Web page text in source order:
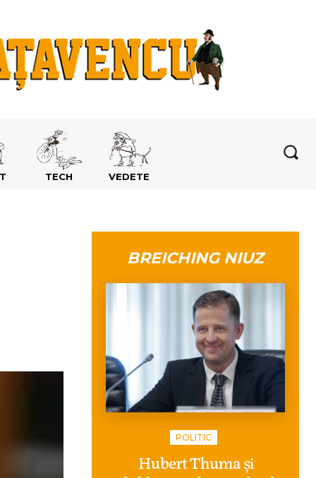
TECH VEDETE
BREICHING NIUZ
POLITIC
Hubert Thuma și